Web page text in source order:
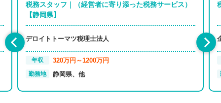
税務スタッフ｜（経営者に寄り添った税務サービス）
【静岡県】
デロイトトーマツ税理士法人
年収 320万円～1200万円
勤務地 静岡県、他